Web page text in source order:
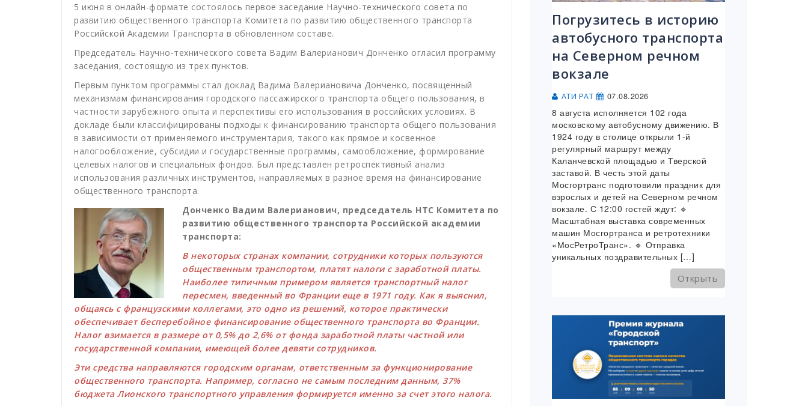
5 июня в онлайн-формате состоялось первое заседание Научно-технического совета по
развитию общественного транспорта Комитета по развитию общественного транспорта
Российской Академии Транспорта в обновленном составе.
Председатель Научно-технического совета Вадим Валерианович Донченко огласил программу
заседания, состоящую из трех пунктов.
Первым пунктом программы стал доклад Вадима Валериановича Донченко, посвященный
механизмам финансирования городского пассажирского транспорта общего пользования, в
частности зарубежного опыта и перспективы его использования в российских условиях. В
докладе были классифицированы подходы к финансированию транспорта общего пользования
в зависимости от применяемого инструментария, такого как прямое и косвенное
налогообложение, субсидии и государственные программы, самообложение, формирование
целевых налогов и специальных фондов. Был представлен ретроспективный анализ
использования различных инструментов, направляемых в разное время на финансирование
общественного транспорта.
Донченко Вадим Валерианович, председатель НТС Комитета по
развитию общественного транспорта Российской академии
транспорта:
В некоторых странах компании, сотрудники которых пользуются
общественным транспортом, платят налоги с заработной платы.
Наиболее типичным примером является транспортный налог
пересмен, введенный во Франции еще в 1971 году. Как я выяснил,
общаясь с французскими коллегами, это одно из решений, которое практически
обеспечивает бесперебойное финансирование общественного транспорта во Франции.
Налог взимается в размере от 0,5% до 2,6% от фонда заработной платы частной или
государственной компании, имеющей более девяти сотрудников.
Эти средства направляются городским органам, ответственным за функционирование
общественного транспорта. Например, согласно не самым последним данным, 37%
бюджета Лионского транспортного управления формируется именно за счет этого налога.
Погрузитесь в историю
автобусного транспорта
на Северном речном
вокзале
АТИ РАТ 07.08.2026
8 августа исполняется 102 года
московскому автобусному движению. В
1924 году в столице открыли 1-й
регулярный маршрут между
Каланчевской площадью и Тверской
заставой. В честь этой даты
Мосгортранс подготовили праздник для
взрослых и детей на Северном речном
вокзале. С 12:00 гостей ждут: 🔹
Масштабная выставка современных
машин Мосгортранса и ретротехники
«МосРетроТранс». 🔹 Отправка
уникальных поздравительных […]
Открыть